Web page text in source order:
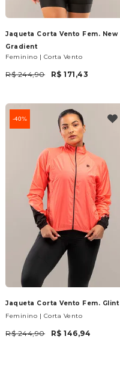
Jaqueta Corta Vento Fem. New
Gradient
Feminino | Corta Vento
R$ 244,90 R$ 171,43
40%
Jaqueta Corta Vento Fem. Glint
Feminino | Corta Vento
R$ 244,90 R$ 146,94